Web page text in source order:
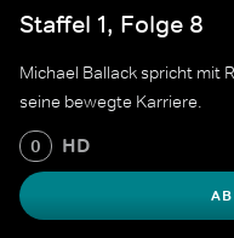
Staffel 1, Folge 8
Michael Ballack spricht mit
seine bewegte Karriere.
0 HD